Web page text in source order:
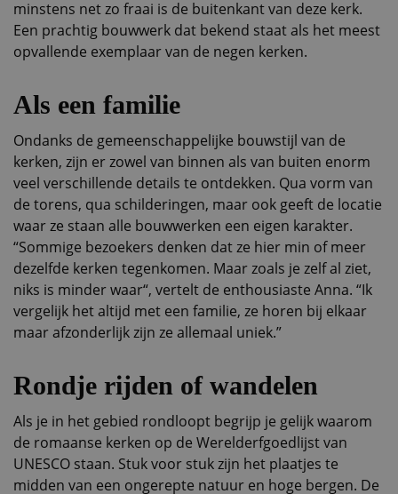
minstens net zo fraai is de buitenkant van deze kerk.
Een prachtig bouwwerk dat bekend staat als het meest
opvallende exemplaar van de negen kerken.
Als een familie
Ondanks de gemeenschappelijke bouwstijl van de
kerken, zijn er zowel van binnen als van buiten enorm
veel verschillende details te ontdekken. Qua vorm van
de torens, qua schilderingen, maar ook geeft de locatie
waar ze staan alle bouwwerken een eigen karakter.
“Sommige bezoekers denken dat ze hier min of meer
dezelfde kerken tegenkomen. Maar zoals je zelf al ziet,
niks is minder waar“, vertelt de enthousiaste Anna. “Ik
vergelijk het altijd met een familie, ze horen bij elkaar
maar afzonderlijk zijn ze allemaal uniek.”
Rondje rijden of wandelen
Als je in het gebied rondloopt begrijp je gelijk waarom
de romaanse kerken op de Werelderfgoedlijst van
UNESCO staan. Stuk voor stuk zijn het plaatjes te
midden van een ongerepte natuur en hoge bergen. De